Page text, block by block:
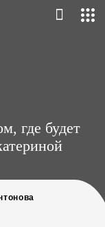
где будет